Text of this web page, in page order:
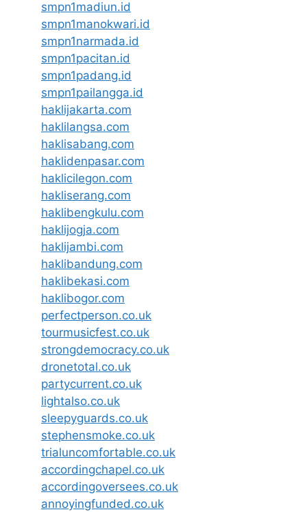
smpn1madiun.id
smpn1manokwari.id
smpn1narmada.id
smpn1pacitan.id
smpn1padang.id
smpn1pailangga.id
haklijakarta.com
haklilangsa.com
haklisabang.com
haklidenpasar.com
haklicilegon.com
hakliserang.com
haklibengkulu.com
haklijogja.com
haklijambi.com
haklibandung.com
haklibekasi.com
haklibogor.com
perfectperson.co.uk
tourmusicfest.co.uk
strongdemocracy.co.uk
dronetotal.co.uk
partycurrent.co.uk
lightalso.co.uk
sleepyguards.co.uk
stephensmoke.co.uk
trialuncomfortable.co.uk
accordingchapel.co.uk
accordingoversees.co.uk
annoyingfunded.co.uk